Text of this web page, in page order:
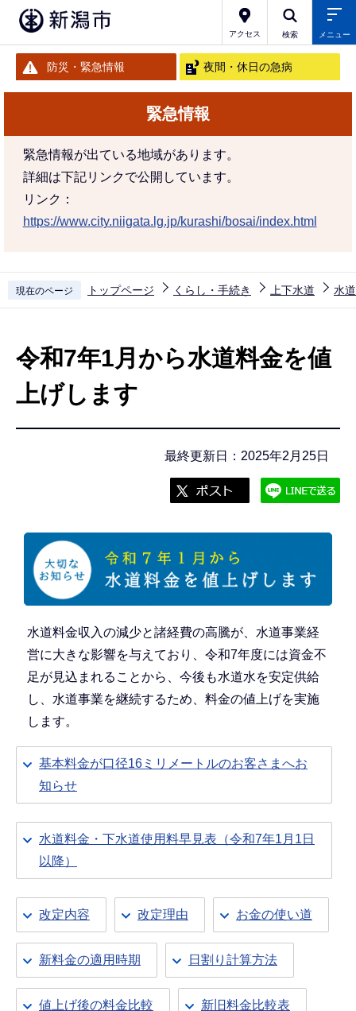
アクセス 検索 メニュー
防災・緊急情報 夜間・休日の急病
緊急情報
緊急情報が出ている地域があります。
詳細は下記リンクで公開しています。
リンク：
https://www.city.niigata.lg.jp/kurashi/bosai/index.html
現在のページ トップページ くらし・手続き 上下水道 水道
令和7年1月から水道料金を値
上げします
最終更新日：2025年2月25日
水道料金収入の減少と諸経費の高騰が、水道事業経
営に大きな影響を与えており、令和7年度には資金不
足が見込まれることから、今後も水道水を安定供給
し、水道事業を継続するため、料金の値上げを実施
します。
基本料金が口径16ミリメートルのお客さまへお
知らせ
水道料金・下水道使用料早見表（令和7年1月1日
以降）
改定内容 改定理由 お金の使い道
新料金の適用時期 日割り計算方法
値上げ後の料金比較 新旧料金比較表